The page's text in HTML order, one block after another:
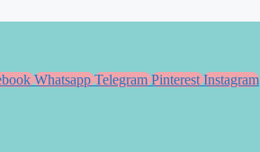
Whatsapp Telegram Pinterest Instagram